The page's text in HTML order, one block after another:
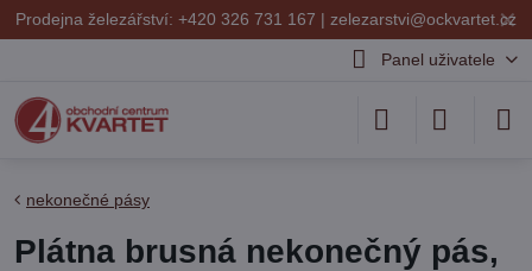
✕
Prodejna železářství: +420 326 731 167 | zelezarstvi@ockvartet.cz
Panel uživatele
nekonečné pásy
Plátna brusná nekonečný pás,